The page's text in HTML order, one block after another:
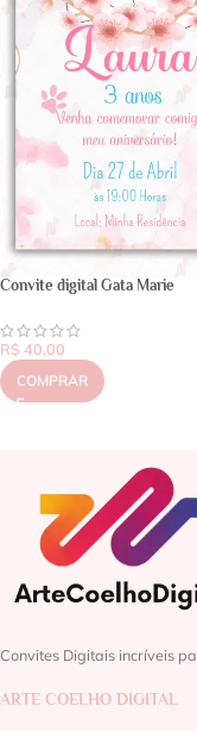
Convite digital Gata Marie
R$ 40,00
COMPRAR
Convites Digitais incríveis
ARTE COELHO DIGITAL